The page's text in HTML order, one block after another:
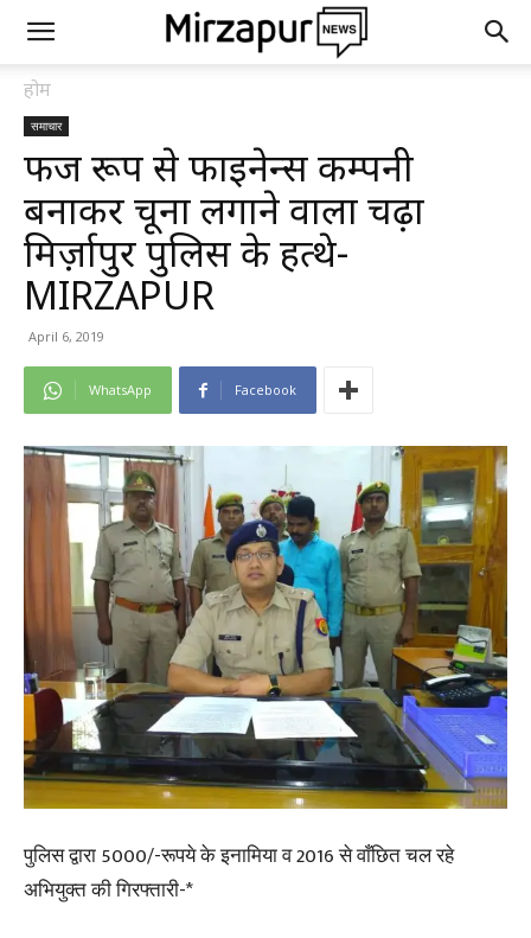
होम
समाचार
फर्जी रूप से फाइनेन्स कम्पनी
बनाकर चूना लगाने वाला चढ़ा
मिर्ज़ापुर पुलिस के हत्थे-
MIRZAPUR
April 6, 2019
WhatsApp Facebook
पुलिस द्वारा 5000/-रूपये के इनामिया व 2016 से वाँछित चल रहे
अभियुक्त की गिरफ्तारी-*